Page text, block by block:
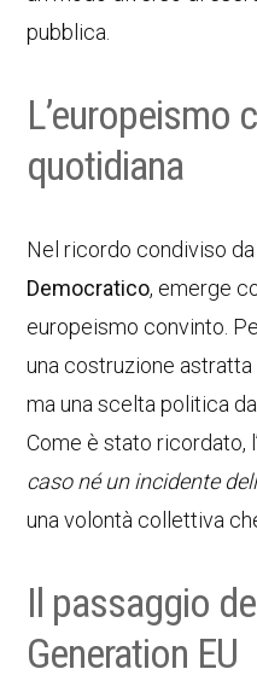
pubblica.
L’europeismo
quotidiana
Nel ricordo condiviso
Democratico, emerge
europeismo convinto.
una costruzione
ma una scelta politica
Come è stato ricordato,
caso né un incidente
una volontà collettiva
Il passaggio
Generation EU